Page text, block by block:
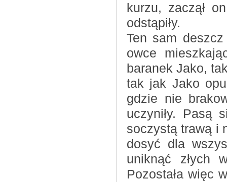
kurzu, zaczął
odstąpiły.
Ten sam deszcz
owce
baranek Jako,
tak jak Jako
gdzie nie
uczyniły. Pasą
soczystą trawą i
dosyć dla
uniknąć złych
Pozostała więc